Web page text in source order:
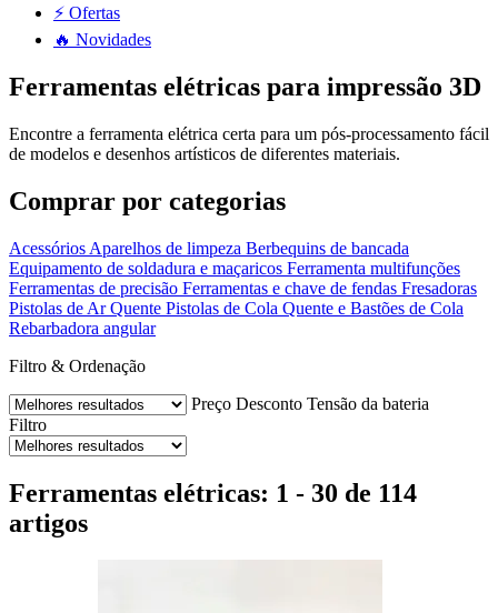
⚡ Ofertas
🔥 Novidades
Ferramentas elétricas para impressão 3D
Encontre a ferramenta elétrica certa para um pós-processamento fácil
de modelos e desenhos artísticos de diferentes materiais.
Comprar por categorias
Acessórios Aparelhos de limpeza Berbequins de bancada
Equipamento de soldadura e maçaricos Ferramenta multifunções
Ferramentas de precisão Ferramentas e chave de fendas Fresadoras
Pistolas de Ar Quente Pistolas de Cola Quente e Bastões de Cola
Rebarbadora angular
Filtro & Ordenação
Preço Desconto Tensão da bateria
Filtro
Ferramentas elétricas: 1 - 30 de 114
artigos